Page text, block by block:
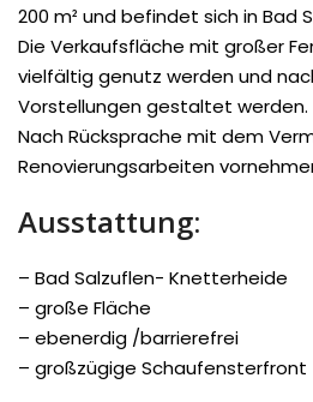
200 m² und befindet sich in Bad
Die Verkaufsfläche mit großer
vielfältig genutz werden und
Vorstellungen gestaltet werden.
Nach Rücksprache mit dem
Renovierungsarbeiten
Ausstattung:
– Bad Salzuflen- Knetterheide
– große Fläche
– ebenerdig /barrierefrei
– großzügige Schaufensterfront